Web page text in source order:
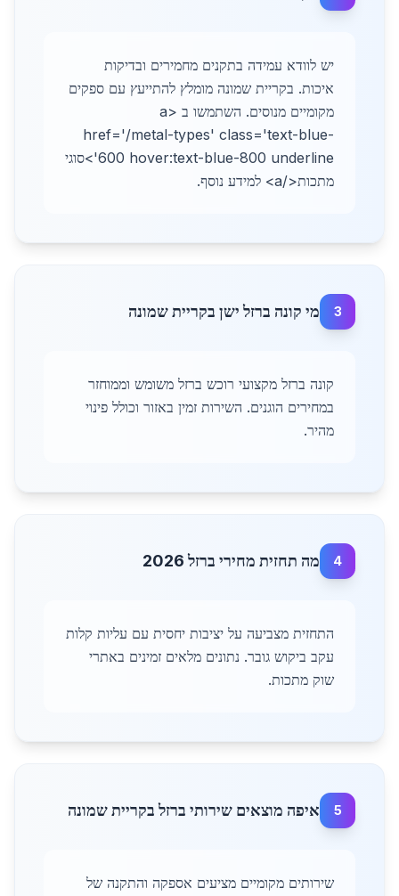
יש לוודא עמידה בתקנים מחמירים ובדיקות
איכות. בקריית שמונה מומלץ להתייעץ עם ספקים
מקומיים מנוסים. השתמשו ב <a
href='/metal-types' class='text-blue-
600 hover:text-blue-800 underline'>סוגי
מתכות</a> למידע נוסף.
3 מי קונה ברזל ישן בקריית שמונה
קונה ברזל מקצועי רוכש ברזל משומש וממוחזר
במחירים הוגנים. השירות זמין באזור וכולל פינוי
מהיר.
4 מה תחזית מחירי ברזל 2026
התחזית מצביעה על יציבות יחסית עם עליות קלות
עקב ביקוש גובר. נתונים מלאים זמינים באתרי
שוק מתכות.
5 איפה מוצאים שירותי ברזל בקריית שמונה
שירותים מקומיים מציעים אספקה והתקנה של